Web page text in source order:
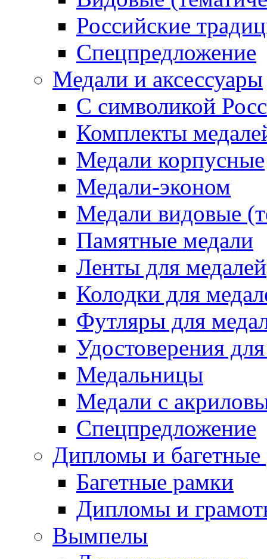
Российские
Спецпредложение
Медали и аксессуары
С символикой
Комплекты
Медали корпусные
Медали-эконом
Медали видовые
Памятные медали
Ленты для медалей
Колодки для
Футляры для
Удостоверения
Медальницы
Медали с
Спецпредложение
Дипломы и багетные
Багетные рамки
Дипломы и
Вымпелы